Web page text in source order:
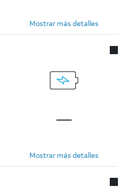
Mostrar más detalles
Mostrar más detalles